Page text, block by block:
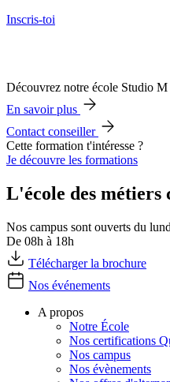
Inscris-toi
Découvrez notre école Studio M
En savoir plus
Contact conseiller
Cette formation t'intéresse ?
Je découvre les formations
L'école des métiers
Nos campus sont ouverts du
De 08h à 18h
Télécharger la brochure
Nos événements
A propos
Notre École
Nos certifications
Nos campus
Nos évènements